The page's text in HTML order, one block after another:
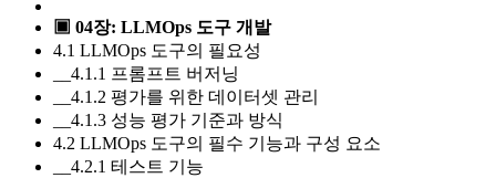
▣ 04장: LLMOps 도구 개발
4.1 LLMOps 도구의 필요성
__4.1.1 프롬프트 버저닝
__4.1.2 평가를 위한 데이터셋 관리
__4.1.3 성능 평가 기준과 방식
4.2 LLMOps 도구의 필수 기능과 구성 요소
__4.2.1 테스트 기능